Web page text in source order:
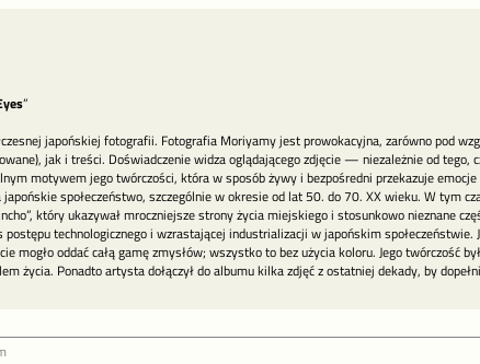
”
japońskiej fotografii. Fotografia Moriyamy jest prowokacyjna, zarówno pod
jak i treści. Doświadczenie widza oglądającego zdjęcie — niezależnie od tego,
motywem jego twórczości, która w sposób żywy i bezpośredni przekazuje
społeczeństwo, szczególnie w okresie od lat 50. do 70. XX wieku. W tym
który ukazywał mroczniejsze strony życia miejskiego i stosunkowo nieznane
technologicznego i wzrastającej industrializacji w japońskim społeczeństwie.
oddać całą gamę zmysłów; wszystko to bez użycia koloru. Jego twórczość
życia. Ponadto artysta dołączył do albumu kilka zdjęć z ostatniej dekady, by